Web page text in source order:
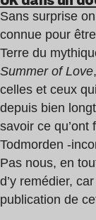
Sans surprise
connue pour
Terre du
Summer of Love
celles et ceux
depuis bien
savoir ce
Todmorden -
Pas nous, en
d’y remédier,
publication de